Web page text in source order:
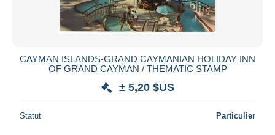
CAYMAN ISLANDS-GRAND CAYMANIAN HOLIDAY INN
OF GRAND CAYMAN / THEMATIC STAMP
± 5,20 $US
Statut Particulier